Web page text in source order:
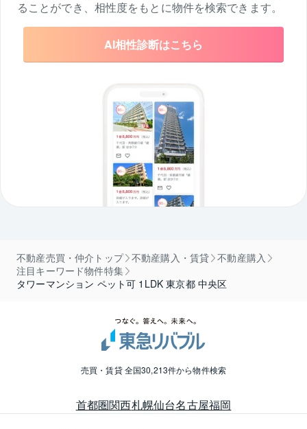
ることができ、相性度をもとに物件を検索できます。
AI相性診断はこちら
不動産売買・仲介トップ 不動産購入・賃貸
不動産購入
注目キーワード物件特集
タワーマンション ペット可 1LDK 東京都 中央区
売買・賃貸 全国30,213件から物件検索
首都圏関西札幌仙台名古屋福岡